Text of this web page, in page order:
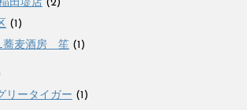
田堤店 (2)
(1)
蕎麦酒房 笙 (1)
リータイガー (1)